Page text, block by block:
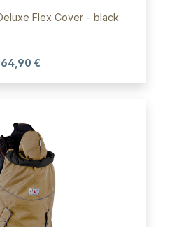
Flex Cover - black
64,90 €